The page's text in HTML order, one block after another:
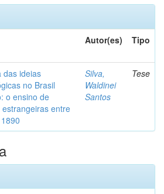
Autor(es) Tipo
das ideias
no Brasil
o ensino de
estrangeiras entre
Silva,
Waldinei
Santos
Tese